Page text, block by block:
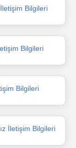
Bilgileri
Bilgileri
Bilgileri
İletişim Bilgileri